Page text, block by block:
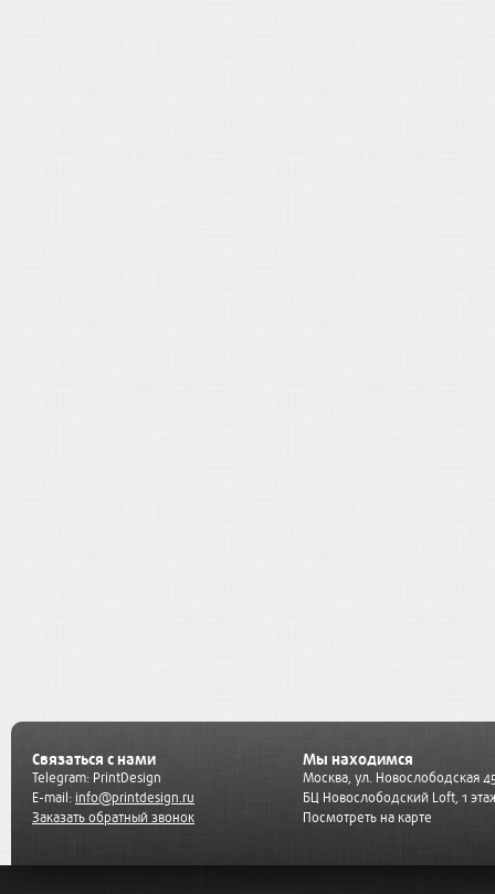
Связаться с нами
Telegram: PrintDesign
E-mail: info@printdesign.ru
Заказать обратный звонок
Мы находимся
Москва, ул. Новослободская
БЦ Новослободский Loft, 1
Посмотреть на карте